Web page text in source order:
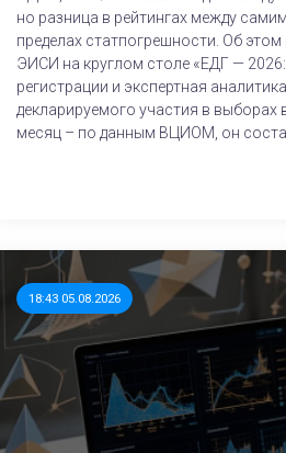
но разница в рейтингах между
пределах статпогрешности. Об
ЭИСИ на круглом столе «ЕДГ —
регистрации и экспертная
декларируемого участия в выборах
месяц – по данным ВЦИОМ, он
18:43 05.08.2026